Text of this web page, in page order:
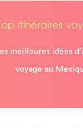
itinéraires
meilleures idées
voyage au